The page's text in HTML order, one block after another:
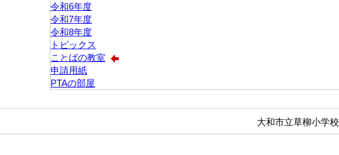
令和6年度
令和7年度
令和8年度
トピックス
ことばの教室
申請用紙
PTAの部屋
大和市立草柳小学校